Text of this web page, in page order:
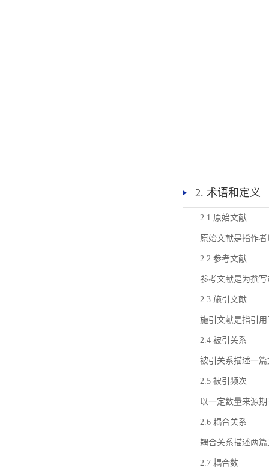
2. 术语和定义
2.1 原始文献
原始文献是指作
2.2 参考文献
参考文献是为撰
2.3 施引文献
施引文献是指引
2.4 被引关系
被引关系描述一
2.5 被引频次
以一定数量来源
2.6 耦合关系
耦合关系描述两
2.7 耦合数